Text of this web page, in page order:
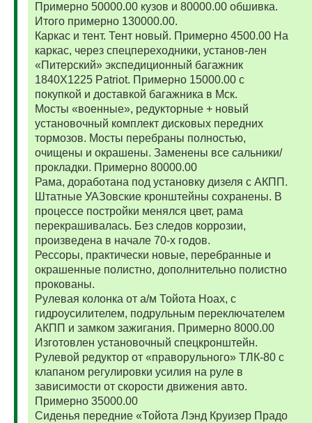
Примерно 50000.00 кузов и 80000.00 обшивка.
Итого примерно 130000.00.
Каркас и тент. Тент новый. Примерно 4500.00 На
каркас, через спецпереходники, установ-лен
«Питерский» экспедиционный багажник
1840Х1225 Patriot. Примерно 15000.00 с
покупкой и доставкой багажника в Мск.
Мосты «военные», редукторные + новый
установочный комплект дисковых передних
тормозов. Мосты перебраны полностью,
очищены и окрашены. Заменены все сальники/
прокладки. Примерно 80000.00
Рама, доработана под установку дизеля с АКПП.
Штатные УАЗовские кронштейны сохранены. В
процессе постройки менялся цвет, рама
перекрашивалась. Без следов коррозии,
произведена в начале 70-х годов.
Рессоры, практически новые, перебранные и
окрашенные полистно, дополнительно полистно
прокованы.
Рулевая колонка от а/м Тойота Ноах, с
гидроусилителем, подрульным переключателем
АКПП и замком зажигания. Примерно 8000.00
Изготовлен установочный спецкронштейн.
Рулевой редуктор от «праворульного» ТЛК-80 с
клапаном регулировки усилия на руле в
зависимости от скорости движения авто.
Примерно 35000.00
Сиденья передние «Тойота Лэнд Круизер Прадо